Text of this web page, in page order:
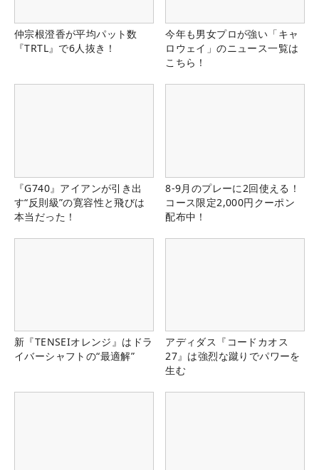
仲宗根澄香が平均パット数
『TRTL』で6人抜き！
今年も男女プロが強い「キャ
ロウェイ」のニュース一覧は
こちら！
『G740』アイアンが引き出
す“反則級”の寛容性と飛びは
本当だった！
8-9月のプレーに2回使える！
コース限定2,000円クーポン
配布中！
新『TENSEIオレンジ』はドラ
イバーシャフトの“最適解”
アディダス『コードカオス
27』は強烈な蹴りでパワーを
生む